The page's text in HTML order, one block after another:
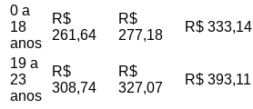
0 a
18
anos
R$
261,64
R$
277,18
R$ 333,14
19 a
23
anos
R$
308,74
R$
327,07
R$ 393,11